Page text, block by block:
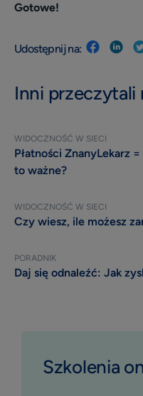
Gotowe!
Udostępnij na:
Inni przeczytali
WIDOCZNOŚĆ W SIECI
Płatności ZnanyLekarz
to ważne?
WIDOCZNOŚĆ W SIECI
Czy wiesz, ile możesz
PORADNIK
Daj się odnaleźć: Jak
Szkolenia